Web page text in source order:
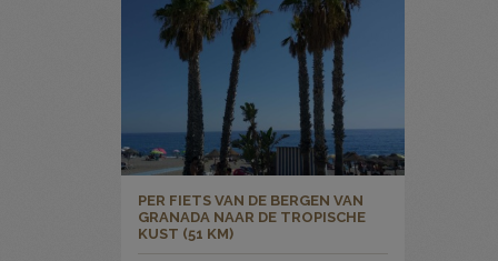
PER FIETS VAN DE BERGEN VAN
GRANADA NAAR DE TROPISCHE
KUST (51 KM)